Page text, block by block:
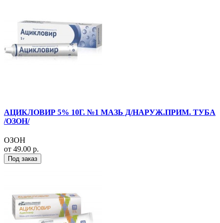
АЦИКЛОВИР 5% 10Г. №1 МАЗЬ Д/НАРУЖ.ПРИМ. ТУБА
/ОЗОН/
ОЗОН
от 49.00 р.
Под заказ